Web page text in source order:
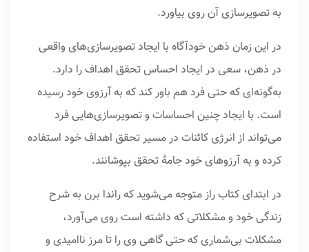
به تصویرسازی آن روی بیاورد.
در این زمان ذهن خودآگاه با ایجاد تصویرسازی‌های واقعی
در ذهن، سعی در ایجاد احساس تحقق اهداف را دارد.
به‌گونه‌ای که حتی فرد هم باور کند که به آرزوی خود رسیده
است. با ایجاد چنین احساسات و تصویرسازی‌هایی فرد
می‌تواند از انرژی کائنات در مسیر تحقق اهداف خود استفاده
کرده و به آرزوهای خود جامۀ تحقق بپوشانند.
در ابتدای کتاب راز متوجه می‌شوید که راندا برن به شرح
زندگی خود و مشکلاتی که داشته است روی می‌آورد،
مشکلات بی‌شماری که حتی گاهی وی را تا مرز ناامیدی و